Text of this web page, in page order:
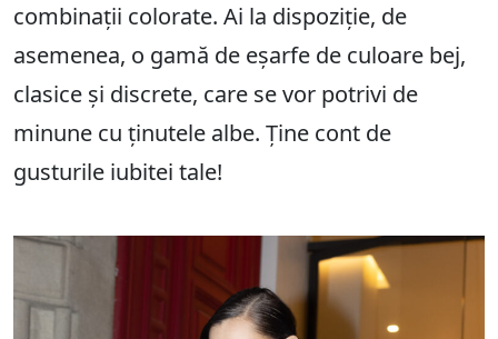
combinații colorate. Ai la dispoziție, de
asemenea, o gamă de eșarfe de culoare bej,
clasice și discrete, care se vor potrivi de
minune cu ținutele albe. Ține cont de
gusturile iubitei tale!